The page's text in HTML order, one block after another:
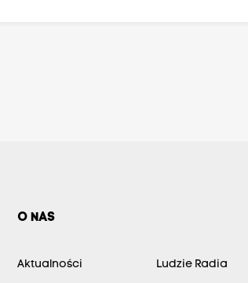
O NAS
Aktualności Ludzie Radia